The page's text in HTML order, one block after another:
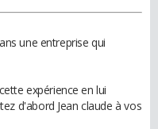
une entreprise qui
expérience en lui
d'abord Jean claude à vos